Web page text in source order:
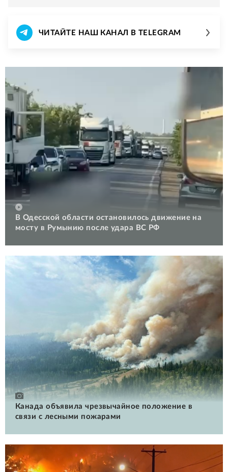
ЧИТАЙТЕ НАШ КАНАЛ В TELEGRAM
В Одесской области остановилось движение на
мосту в Румынию после удара ВС РФ
Канада объявила чрезвычайное положение в
связи с лесными пожарами